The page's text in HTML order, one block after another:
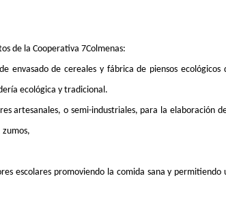
de la Cooperativa 7Colmenas:
envasado de cereales y fábrica de piensos ecológicos
ecológica y tradicional.
artesanales, o semi-industriales, para la elaboración
zumos,
escolares promoviendo la comida sana y permitiendo